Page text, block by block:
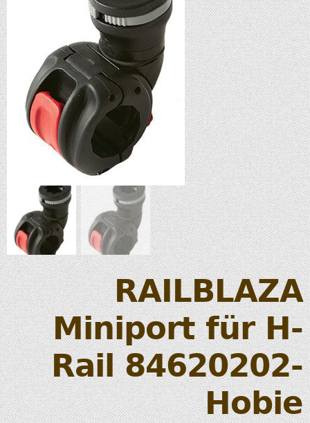
RAILBLAZA
Miniport für H-
Rail 84620202-
Hobie